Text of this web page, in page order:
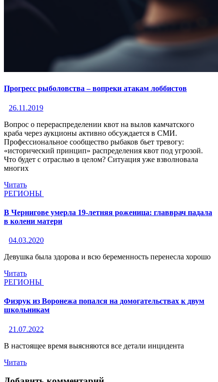
Прогресс рыболовства – вопреки атакам лоббистов
26.11.2019
Вопрос о перераспределении квот на вылов камчатского
краба через аукционы активно обсуждается в СМИ.
Профессиональное сообщество рыбаков бьет тревогу:
«исторический принцип» распределения квот под угрозой.
Что будет с отраслью в целом? Ситуация уже взволновала
многих
Читать
РЕГИОНЫ
В Чернигове умерла 19-летняя роженица: главврач падала
в колени матери
04.03.2020
Девушка была здорова и всю беременность перенесла хорошо
Читать
РЕГИОНЫ
Физрук из Воронежа попался на домогательствах к двум
школьникам
21.07.2022
В настоящее время выясняются все детали инцидента
Читать